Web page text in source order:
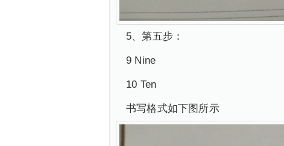
5、第五步：
9 Nine
10 Ten
书写格式如下图所示